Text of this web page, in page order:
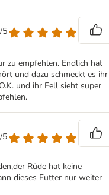
5
zu empfehlen. Endlich hat
und dazu schmeckt es ihr
und ihr Fell sieht super
5
Rüde hat keine
dieses Futter nur weiter